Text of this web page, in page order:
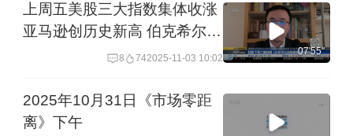
上周五美股三大指数集体收涨
亚马逊创历史新高 伯克希尔利
润大增 连续5季度不回购 现金
议终止特朗普全球关税政策 但
众议院通过难度大 ｜从华尔街
8 742025-11-03 10:02
07'55''
2025年10月31日《市场零距
离》下午